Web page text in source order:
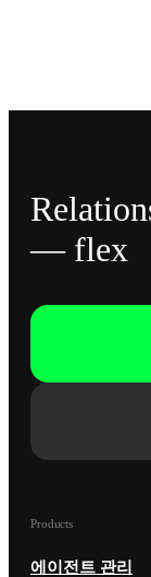
— flex
Products
에이전트 관리